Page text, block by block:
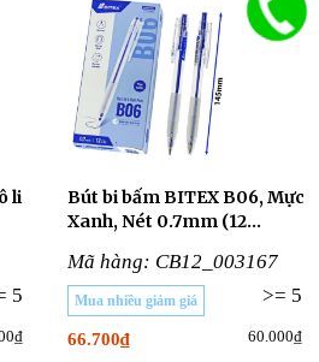
li
5
Bút bi bấm BITEX B06, Mực
Xanh, Nét 0.7mm (12
Mã hàng: CB12_003167
>= 5
Mua nhiều giảm giá
66.700₫ 60.000₫